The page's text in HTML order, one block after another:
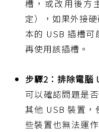
槽，或改用後方
定），如果外接
本的 USB 插槽
再使用該插槽。
步驟2：排除電腦
可以確認問題是
其他 USB 裝置，
些裝置也無法運